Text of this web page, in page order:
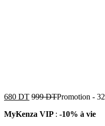
680 DT 999DTPromotion -
MyKenza VIP : -10% à vie